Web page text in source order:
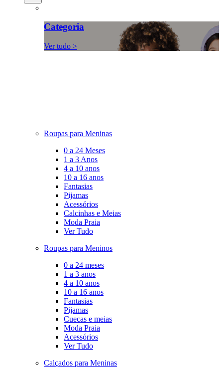
Categoria
Ver tudo >
Roupas para Meninas
0 a 24 Meses
1 a 3 Anos
4 a 10 anos
10 a 16 anos
Fantasias
Pijamas
Acessórios
Calcinhas e Meias
Moda Praia
Ver Tudo
Roupas para Meninos
0 a 24 meses
1 a 3 anos
4 a 10 anos
10 a 16 anos
Fantasias
Pijamas
Cuecas e meias
Moda Praia
Acessórios
Ver Tudo
Calçados para Meninas